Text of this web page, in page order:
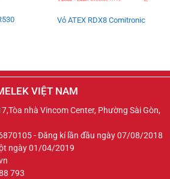
Vỏ ATEX RDX8 Comitronic
VIỆT NAM
nhà Vincom Center, Phường Sài Gòn,
- Đăng kí lần đầu ngày 07/08/2018
ngày 01/04/2019
793